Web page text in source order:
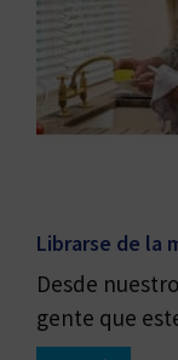
Librarse de la
Desde
gente que